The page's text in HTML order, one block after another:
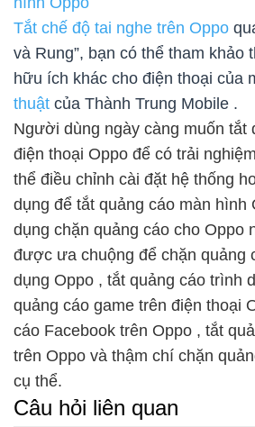
Tắt chế độ tai nghe trên Oppo
và Rung”, bạn có thể tham khảo
hữu ích khác cho điện thoại của
thuật của Thành Trung Mobile .
Người dùng ngày càng muốn tắt
điện thoại Oppo để có trải
thể điều chỉnh cài đặt hệ thống
dụng để tắt quảng cáo màn hình
dụng chặn quảng cáo cho Oppo
được ưa chuộng để chặn quảng
dụng Oppo , tắt quảng cáo trình
quảng cáo game trên điện thoại
cáo Facebook trên Oppo , tắt
trên Oppo và thậm chí chặn
cụ thể.
Câu hỏi liên quan